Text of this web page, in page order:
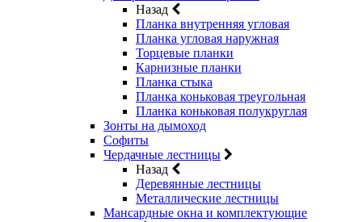
Назад
Планка внутренняя угловая
Планка угловая наружная
Торцевые планки
Карнизные планки
Планка стыка
Планка коньковая треугольная
Планка коньковая полукруглая
Зонты на дымоход
Софиты
Чердачные лестницы
Назад
Деревянные лестницы
Металлические лестницы
Мансардные окна и комплектующие